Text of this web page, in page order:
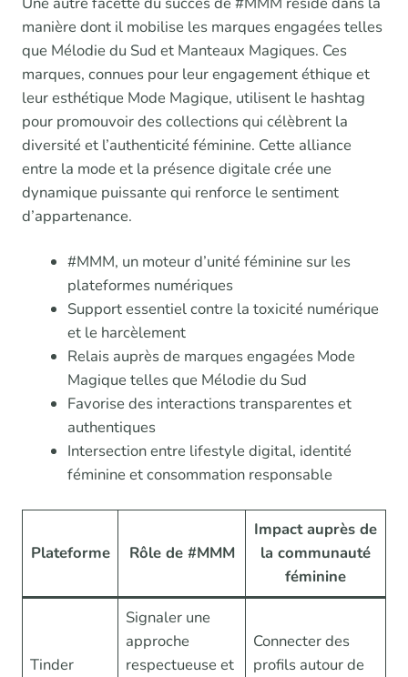
manière dont il mobilise les marques engagées telles
que Mélodie du Sud et Manteaux Magiques. Ces
marques, connues pour leur engagement éthique et
leur esthétique Mode Magique, utilisent le hashtag
pour promouvoir des collections qui célèbrent la
diversité et l’authenticité féminine. Cette alliance
entre la mode et la présence digitale crée une
dynamique puissante qui renforce le sentiment
d’appartenance.
#MMM, un moteur d’unité féminine sur les
plateformes numériques
Support essentiel contre la toxicité numérique
et le harcèlement
Relais auprès de marques engagées Mode
Magique telles que Mélodie du Sud
Favorise des interactions transparentes et
authentiques
Intersection entre lifestyle digital, identité
féminine et consommation responsable
Plateforme Rôle de #MMM
Impact auprès de
la communauté
féminine
Tinder
Signaler une
approche
respectueuse et
Connecter des
profils autour de